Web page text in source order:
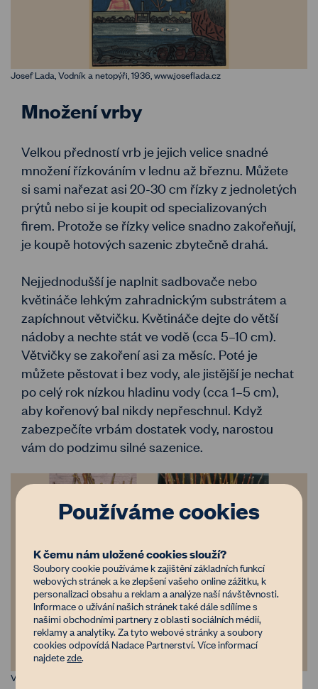
Josef Lada, Vodník a netopýři, 1936, www.joseflada.cz
Množení vrby
Velkou předností vrb je jejich velice snadné
množení řízkováním v lednu až březnu. Můžete
si sami nařezat asi 20-30 cm řízky z jednoletých
prýtů nebo si je koupit od specializovaných
firem. Protože se řízky velice snadno zakořeňují,
je koupě hotových sazenic zbytečně drahá.
Nejjednodušší je naplnit sadbovače nebo
květináče lehkým zahradnickým substrátem a
zapíchnout větvičku. Květináče dejte do větší
nádoby a nechte stát ve vodě (cca 5–10 cm).
Větvičky se zakoření asi za měsíc. Poté je
můžete pěstovat i bez vody, ale jistější je nechat
po celý rok nízkou hladinu vody (cca 1–5 cm),
aby kořenový bal nikdy nepřeschnul. Když
zabezpečíte vrbám dostatek vody, narostou
vám do podzimu silné sazenice.
Vlevo řízky před výsadbou, vpravo zapíchnuté řízky v sadbovači.
Používáme cookies
K čemu nám uložené cookies slouží?
Soubory cookie používáme k zajištění základních funkcí
webových stránek a ke zlepšení vašeho online zážitku, k
personalizaci obsahu a reklam a analýze naší návštěvnosti.
Informace o užívání našich stránek také dále sdílíme s
našimi obchodními partnery z oblasti sociálních médií,
reklamy a analytiky. Za tyto webové stránky a soubory
cookies odpovídá Nadace Partnerství. Více informací
najdetezde.